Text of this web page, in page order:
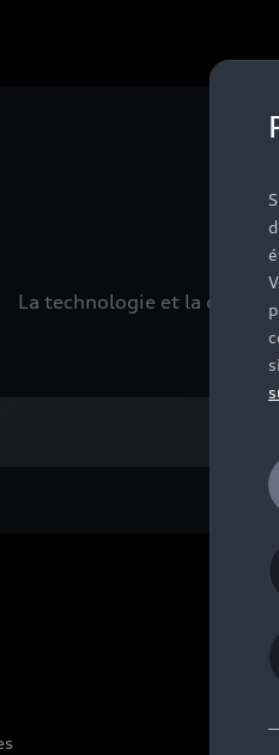
La technologie et la